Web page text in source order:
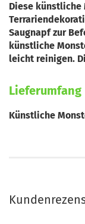
Diese künstliche
Saugnapf zur
künstliche
leicht reinigen.
Lieferumfang
Künstliche